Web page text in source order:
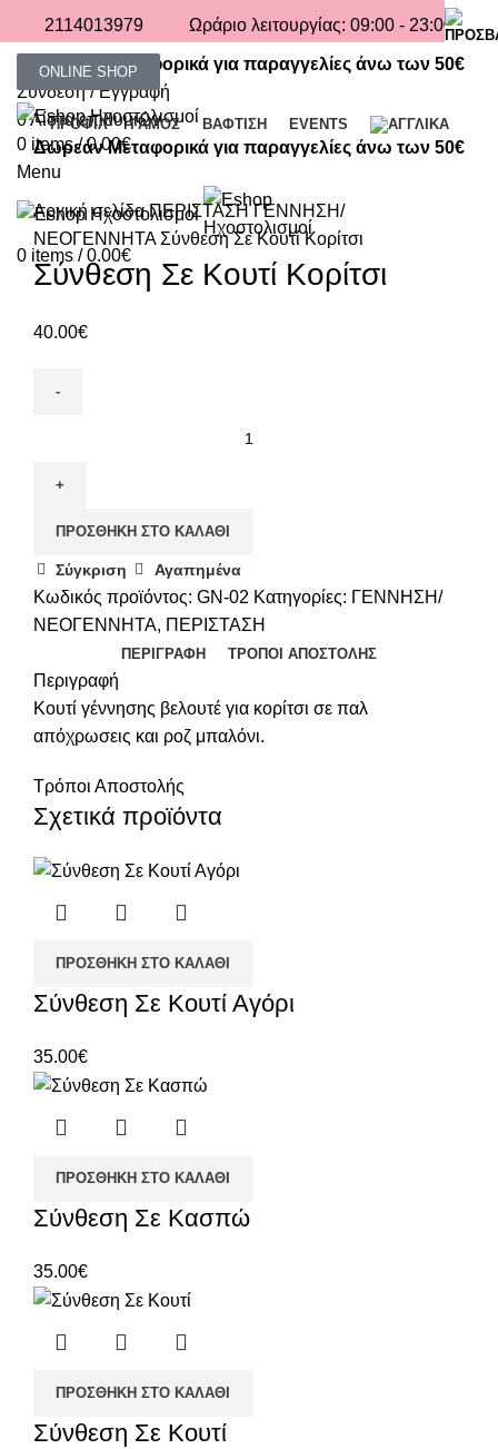
2114013979 Ωράριο λειτουργίας: 09:00 - 23:00
Δωρεάν Μεταφορικά για παραγγελίες άνω των 50€
Σύνδεση / Εγγραφή
0Λίστα επιθυμιών
Δωρεάν Μεταφορικά για παραγγελίες άνω των 50€
ONLINE SHOP
0 items / 0.00€
Menu
0 items / 0.00€
ΠΡΟΦΙΛ ΓΑΜΟΣ ΒΑΦΤΙΣΗ EVENTS
Click to enlarge
Αρχική σελίδαΠΕΡΙΣΤΑΣΗΓΕΝΝΗΣΗ/
ΝΕΟΓΕΝΝΗΤΑ Σύνθεση Σε Κουτί Κορίτσι
Σύνθεση Σε Κουτί Κορίτσι
40.00€
ΠΡΟΣΘΉΚΗ ΣΤΟ ΚΑΛΆΘΙ
Σύγκριση Αγαπημένα
Κωδικός προϊόντος: GN-02 Κατηγορίες: ΓΕΝΝΗΣΗ/
ΝΕΟΓΕΝΝΗΤΑ, ΠΕΡΙΣΤΑΣΗ
ΠΕΡΙΓΡΑΦΉ ΤΡΌΠΟΙ ΑΠΟΣΤΟΛΉΣ
Περιγραφή
Κουτί γέννησης βελουτέ για κορίτσι σε παλ
απόχρωσεις και ροζ μπαλόνι.
Τρόποι Αποστολής
Σχετικά προϊόντα
ΠΡΟΣΘΉΚΗ ΣΤΟ ΚΑΛΆΘΙ
Σύνθεση Σε Κουτί Αγόρι
35.00€
ΠΡΟΣΘΉΚΗ ΣΤΟ ΚΑΛΆΘΙ
Σύνθεση Σε Κασπώ
35.00€
ΠΡΟΣΘΉΚΗ ΣΤΟ ΚΑΛΆΘΙ
Σύνθεση Σε Κουτί